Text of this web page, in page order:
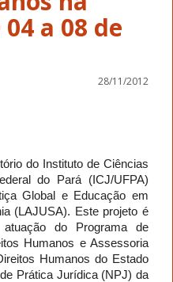
a 08 de
28/11/2012
do Instituto de Ciências
do Pará (ICJ/UFPA)
Global e Educação em
(LAJUSA). Este projeto é
do Programa de
Humanos e Assessoria
Humanos do Estado
Prática Jurídica (NPJ) da